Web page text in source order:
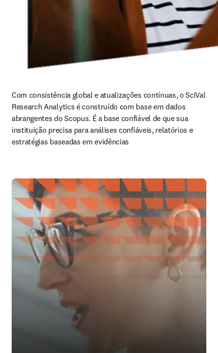
Com consistência global e atualizações contínuas, o SciVal
Research Analytics é construído com base em dados
abrangentes do Scopus. É a base confiável de que sua
instituição precisa para análises confiáveis, relatórios e
estratégias baseadas em evidências